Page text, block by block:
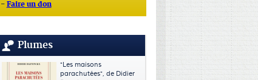
- Faire un don
Plumes
"Les maisons
parachutées", de Didier